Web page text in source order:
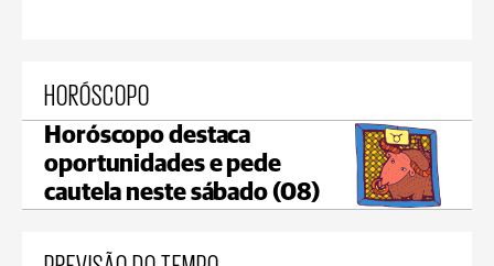
HORÓSCOPO
Horóscopo destaca
oportunidades e pede
cautela neste sábado (08)